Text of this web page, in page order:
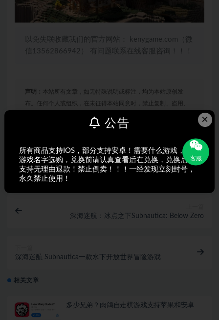
以免失联收藏我们的官方网站： kenygame.com（微
信13562866942） 有问题联系在线客服咨询！！！
声明： 本站所有文章，如无特殊说明或标注，均为本站原创发
布。任何个人或组织，在未征得本站同意时，禁止复制、盗用、
站内容侵犯了原著者的合法权益，可联系我们进行处理。
打赏 收藏 海报 链接
深海迷航：冰点之下Subnautica: Below Zero
深海迷航 Subnautica一款水下开放世界冒险游戏
相关文章
多少兄弟？肉鸽自走棋游戏支持苹果和安卓
客服
×
公告
所有商品支持IOS，部分支持安卓！需要什么游戏，搜索
游戏名字选购，兑换前请认真查看后在兑换，兑换后不
支持无理由退款！禁止倒卖！！！一经发现立刻封号，
永久禁止使用！